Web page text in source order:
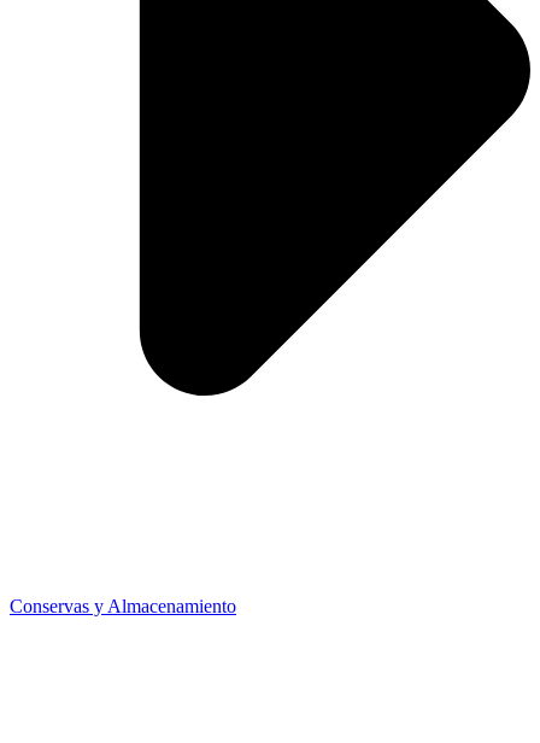
Conservas y Almacenamiento